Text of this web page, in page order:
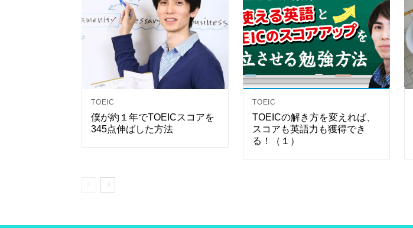
TOEIC
僕が約１年でTOEICスコアを
345点伸ばした方法
TOEIC
TOEICの解き方を変えれば、
スコアも英語力も獲得でき
る！（１）